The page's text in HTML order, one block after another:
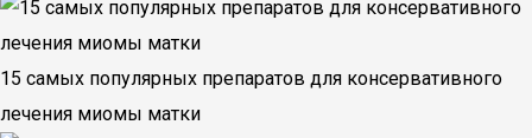
15 самых популярных препаратов для консервативного
лечения миомы матки